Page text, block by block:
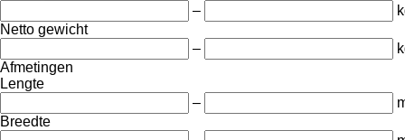
–
Netto gewicht
–
Afmetingen
Lengte
–
Breedte